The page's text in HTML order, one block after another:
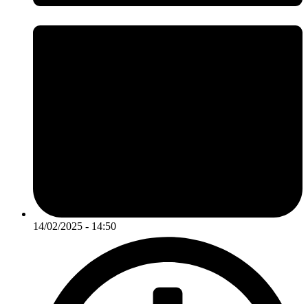
14/02/2025 - 14:50